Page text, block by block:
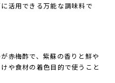
活用できる万能な調味料で
赤梅酢で、紫蘇の香りと鮮や
や食材の着色目的で使うこと